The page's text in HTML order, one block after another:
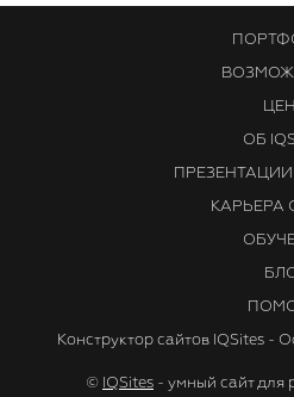
ОБ
КАРЬЕРА
Конструктор сайтов IQSites -
© IQSites - умный сайт для